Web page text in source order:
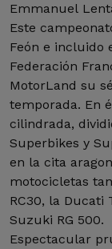
Emmanuel
Este
Feón e incluido
Federación
MotorLand su
temporada. En
cilindrada,
Superbikes y
en la cita
motocicletas
RC30, la Ducati
Suzuki RG 500.
Espectacular